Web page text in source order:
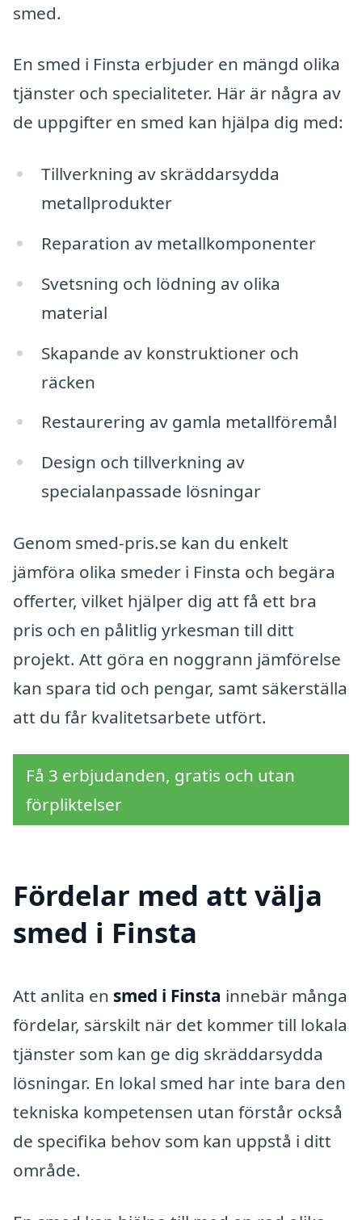
smed.
En smed i Finsta erbjuder en mängd olika
tjänster och specialiteter. Här är några av
de uppgifter en smed kan hjälpa dig med:
Tillverkning av skräddarsydda
metallprodukter
Reparation av metallkomponenter
Svetsning och lödning av olika
material
Skapande av konstruktioner och
räcken
Restaurering av gamla metallföremål
Design och tillverkning av
specialanpassade lösningar
Genom smed-pris.se kan du enkelt
jämföra olika smeder i Finsta och begära
offerter, vilket hjälper dig att få ett bra
pris och en pålitlig yrkesman till ditt
projekt. Att göra en noggrann jämförelse
kan spara tid och pengar, samt säkerställa
att du får kvalitetsarbete utfört.
Få 3 erbjudanden, gratis och utan
förpliktelser
Fördelar med att välja
smed i Finsta
Att anlita en smed i Finsta innebär många
fördelar, särskilt när det kommer till lokala
tjänster som kan ge dig skräddarsydda
lösningar. En lokal smed har inte bara den
tekniska kompetensen utan förstår också
de specifika behov som kan uppstå i ditt
område.